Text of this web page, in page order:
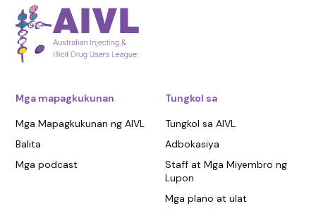
Mga mapagkukunan
Mga Mapagkukunan ng AIVL
Balita
Mga podcast
Tungkol sa
Tungkol sa AIVL
Adbokasiya
Staff at Mga Miyembro ng
Lupon
Mga plano at ulat